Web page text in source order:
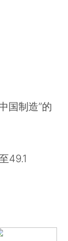
国制造”的
49.1